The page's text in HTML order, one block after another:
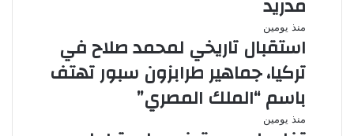
منذ يومين
استقبال تاريخي لمحمد صلاح في
تركيا، جماهير طرابزون سبور تهتف
باسم “الملك المصري”
منذ يومين